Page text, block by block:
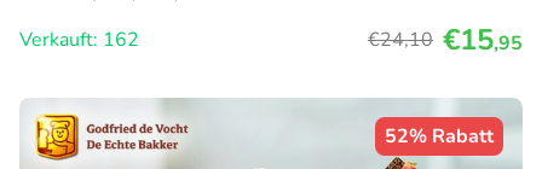
Verkauft: 162
€24,10 €15,95
52% Rabatt